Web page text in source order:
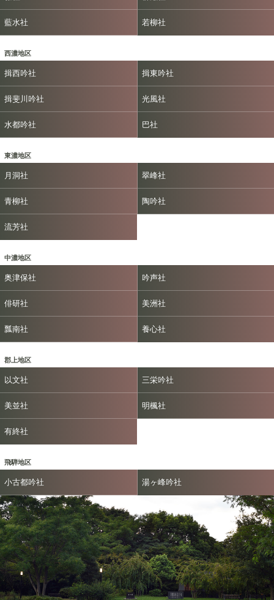
藍水社 若柳社
西濃地区
揖西吟社 揖東吟社
揖斐川吟社 光風社
水都吟社 巴社
東濃地区
月洞社 翠峰社
青柳社 陶吟社
流芳社
中濃地区
奥津保社 吟声社
俳研社 美洲社
瓢南社 養心社
郡上地区
以文社 三栄吟社
美並社 明楓社
有終社
飛騨地区
小古都吟社 湯ヶ峰吟社